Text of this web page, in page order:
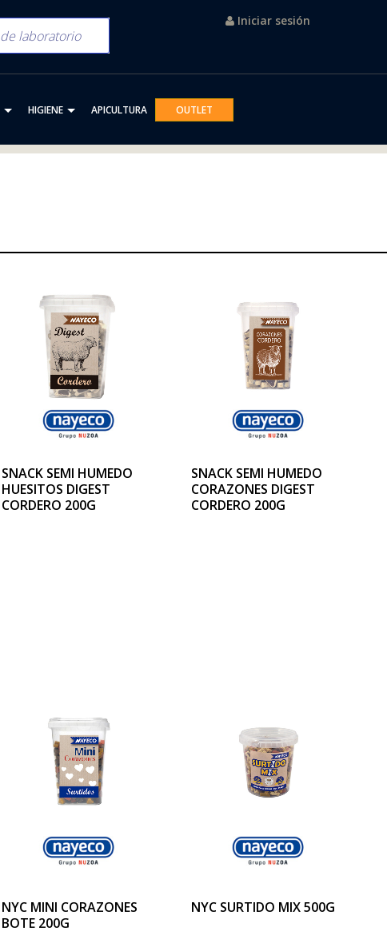
Iniciar sesión
HIGIENE APICULTURA OUTLET
SNACK SEMI HUMEDO
HUESITOS DIGEST
CORDERO 200G
SNACK SEMI HUMEDO
CORAZONES DIGEST
CORDERO 200G
NYC MINI CORAZONES
BOTE 200G
NYC SURTIDO MIX 500G